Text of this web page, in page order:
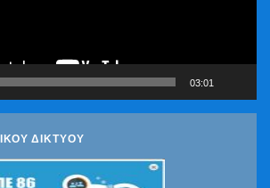
03:01
ΔΙΚΤΥΟΥ